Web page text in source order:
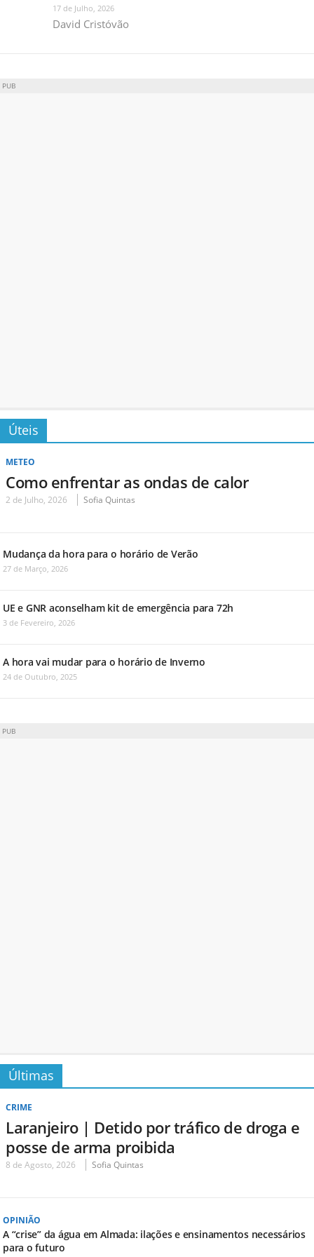
17 de Julho, 2026
David Cristóvão
PUB
Úteis
METEO
Como enfrentar as ondas de calor
2 de Julho, 2026 Sofia Quintas
Mudança da hora para o horário de Verão
27 de Março, 2026
UE e GNR aconselham kit de emergência para 72h
3 de Fevereiro, 2026
A hora vai mudar para o horário de Inverno
24 de Outubro, 2025
PUB
Últimas
CRIME
Laranjeiro | Detido por tráfico de droga e
posse de arma proibida
8 de Agosto, 2026 Sofia Quintas
OPINIÃO
A “crise” da água em Almada: ilações e ensinamentos necessários
para o futuro